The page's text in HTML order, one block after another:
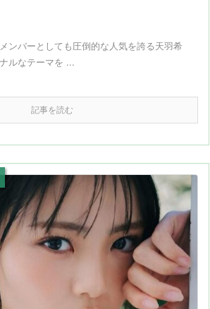
ンバーとしても圧倒的な人気を誇る天羽希
ルなテーマを ...
記事を読む